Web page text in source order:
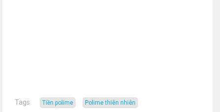
Tags tiền polime polime thiên nhiên